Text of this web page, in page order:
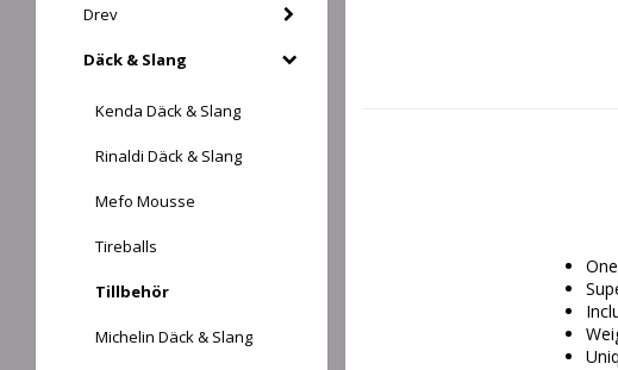
Drev
Däck & Slang
Kenda Däck & Slang
Rinaldi Däck & Slang
Mefo Mousse
Tireballs
Tillbehör
Michelin Däck & Slang